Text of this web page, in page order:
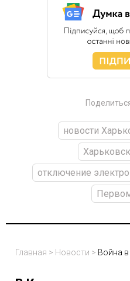
новости
отключение
Главная > Новости > Война